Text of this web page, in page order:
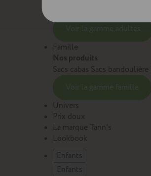
Famille
Nos produits
Sacs cabas Sacs bandoulière
Univers
Prix doux
La marque Tann's
Lookbook
Enfants
Enfants